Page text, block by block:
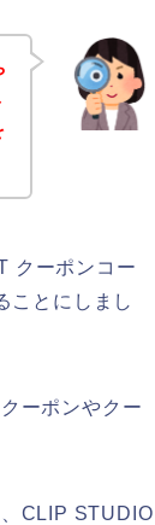
クーポンコー
ことにしまし
ーポンやクー
CLIP STUDIO